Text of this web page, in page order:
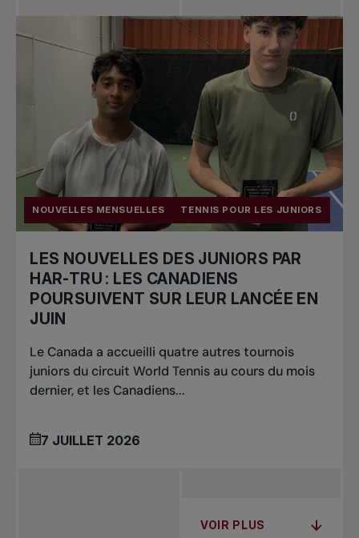
NOUVELLES MENSUELLES TENNIS POUR LES JUNIORS
LES NOUVELLES DES JUNIORS PAR
HAR-TRU : LES CANADIENS
POURSUIVENT SUR LEUR LANCÉE EN
JUIN
Le Canada a accueilli quatre autres tournois
juniors du circuit World Tennis au cours du mois
dernier, et les Canadiens...
7 JUILLET 2026
VOIR PLUS